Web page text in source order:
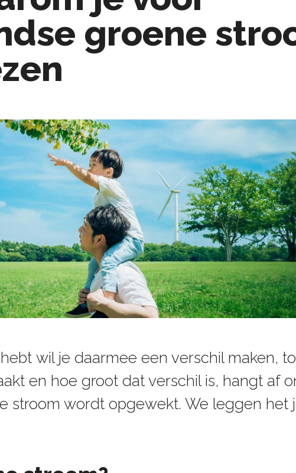
groene
wil je daarmee een verschil maken,
en hoe groot dat verschil is, hangt af
stroom wordt opgewekt. We leggen het